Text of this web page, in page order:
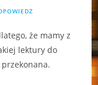
że mamy z
lektury do